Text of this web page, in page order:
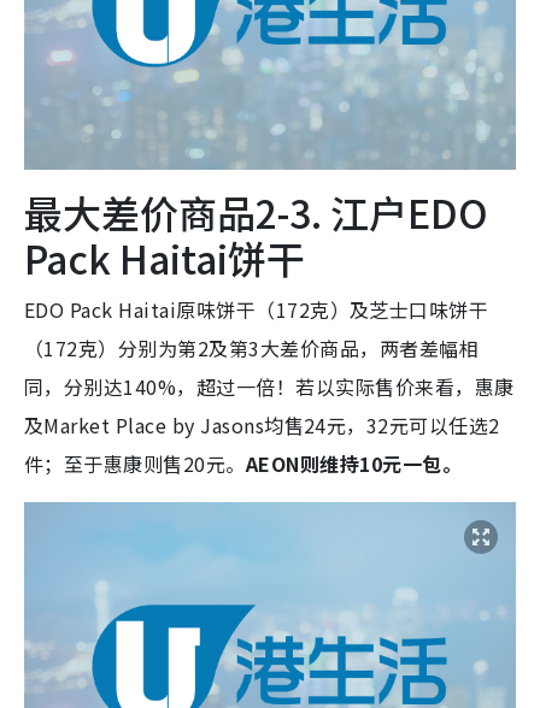
最大差价商品2-3. 江户EDO
Pack Haitai饼干
EDO Pack Haitai原味饼干（172克）及芝士口味饼干
（172克）分别为第2及第3大差价商品，两者差幅相
同，分别达140%，超过一倍！若以实际售价来看，惠康
及Market Place by Jasons均售24元，32元可以任选2
件；至于惠康则售20元。AEON则维持10元一包。